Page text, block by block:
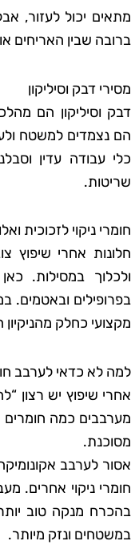
מתאים יכול לעזור,
ברובה שבין האריחים
מסירי דבק וסיליקון
דבק וסיליקון הם
הם נצמדים למשטח
כלי עבודה עדין
שריטות.
חומרי ניקוי לזכוכית
חלונות אחרי שיפוץ
ולכלוך במסילות.
בפרופילים ובאטמים.
מקצועי כחלק מהניקיון
למה לא כדאי לערבב
אחרי שיפוץ יש רצון
מערבבים כמה חומרים
מסוכנת.
אסור לערבב
חומרי ניקוי אחרים.
בהכרח מנקה טוב
במשטחים ונזק מיותר.